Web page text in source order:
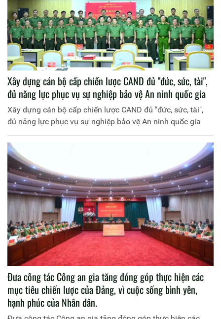
Xây dựng cán bộ cấp chiến lược CAND đủ "đức, sức, tài",
đủ năng lực phục vụ sự nghiệp bảo vệ An ninh quốc gia
Xây dựng cán bộ cấp chiến lược CAND đủ "đức, sức, tài",
đủ năng lực phục vụ sự nghiệp bảo vệ An ninh quốc gia
Đưa công tác Công an gia tăng đóng góp thực hiện các
mục tiêu chiến lược của Đảng, vì cuộc sống bình yên,
hạnh phúc của Nhân dân.